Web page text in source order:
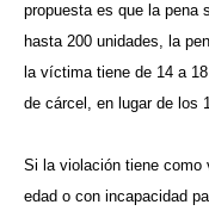
propuesta es que la pena
hasta 200 unidades, la
la víctima tiene de 14 a
de cárcel, en lugar de los
Si la violación tiene como
edad o con incapacidad